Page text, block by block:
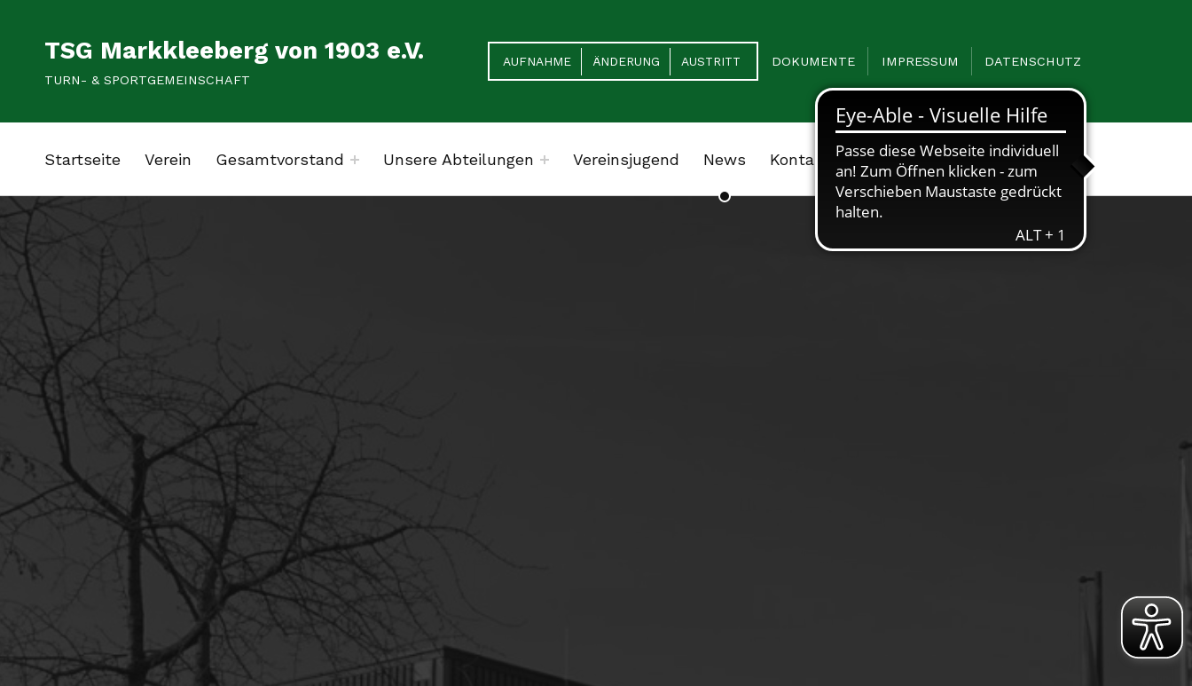
TSG Markkleeberg von 1903 e.V.
TURN- & SPORTGEMEINSCHAFT
HEADER LINKS
AUFNAHME
ÄNDERUNG AUSTRITT DOKUMENTE IMPRESSUM DATENSCHUTZ
Startseite Verein Gesamtvorstand Unsere Abteilungen Vereinsjugend News Kontakt